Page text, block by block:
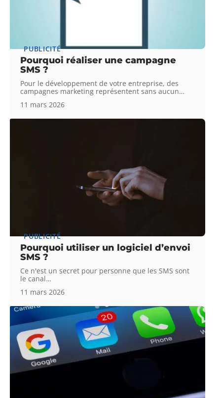
PUBLICITÉ
Pourquoi réaliser une campagne
SMS ?
Pour le développement de votre entreprise, des
campagnes marketing représentent sans aucun…
11 mars 2026
PUBLICITÉ
Pourquoi utiliser un logiciel d’envoi
SMS ?
Ce n'est un secret pour personne que les SMS sont
le canal…
11 mars 2026